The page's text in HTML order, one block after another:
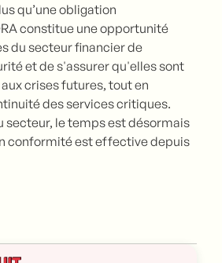
qu’une obligation
constitue une opportunité
du secteur financier de
et de s'assurer qu'elles sont
crises futures, tout en
des services critiques.
secteur, le temps est désormais
conformité est effective depuis